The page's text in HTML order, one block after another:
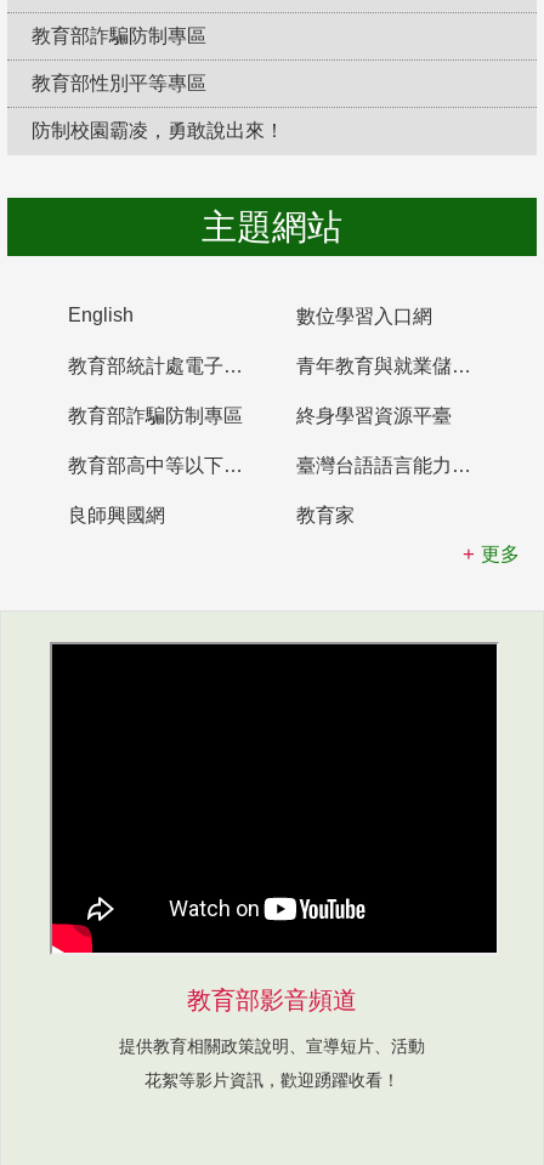
教育部詐騙防制專區
教育部性別平等專區
防制校園霸凌，勇敢說出來！
主題網站
English 數位學習入口網
教育部統計處電子書櫃 青年教育與就業儲蓄帳戶
教育部詐騙防制專區 終身學習資源平臺
教育部高中等以下學校及幼兒園教師資格檢定考試 臺灣台語語言能力認證網站
良師興國網
教育家
更多
教育部影音頻道
提供教育相關政策說明、宣導短片、活動
花絮等影片資訊，歡迎踴躍收看！